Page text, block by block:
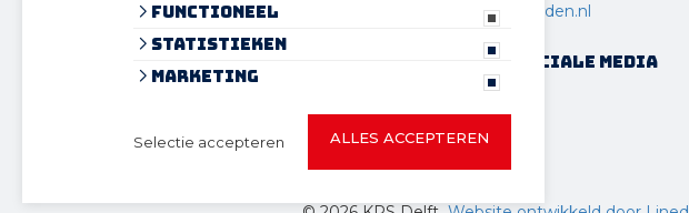
info@kpsdrechtsteden.nl
Volg ons op sociale media
Functioneel
Statistieken
Marketing
Selectie accepteren ALLES ACCEPTEREN